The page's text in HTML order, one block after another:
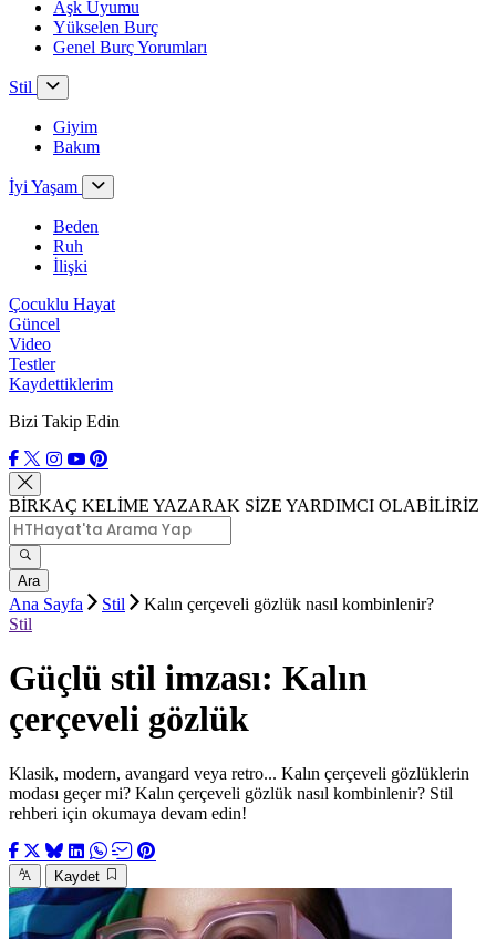
Aşk Uyumu
Yükselen Burç
Genel Burç Yorumları
Stil
Giyim
Bakım
İyi Yaşam
Beden
Ruh
İlişki
Çocuklu Hayat
Güncel
Video
Testler
Kaydettiklerim
Bizi Takip Edin
BİRKAÇ KELİME YAZARAK SİZE YARDIMCI OLABİLİRİZ
Ara
Ana Sayfa Stil
Kalın çerçeveli gözlük nasıl kombinlenir?
Stil
Güçlü stil imzası: Kalın
çerçeveli gözlük
Klasik, modern, avangard veya retro... Kalın çerçeveli gözlüklerin
modası geçer mi? Kalın çerçeveli gözlük nasıl kombinlenir? Stil
rehberi için okumaya devam edin!
Kaydet